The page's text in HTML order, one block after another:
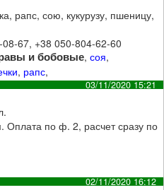
рапс, сою, кукурузу, пшеницу,
67, +38 050-804-62-60
и бобовые,соя,
, рапс,
03/11/2020 15:21
по ф. 2, расчет сразу по
02/11/2020 16:12